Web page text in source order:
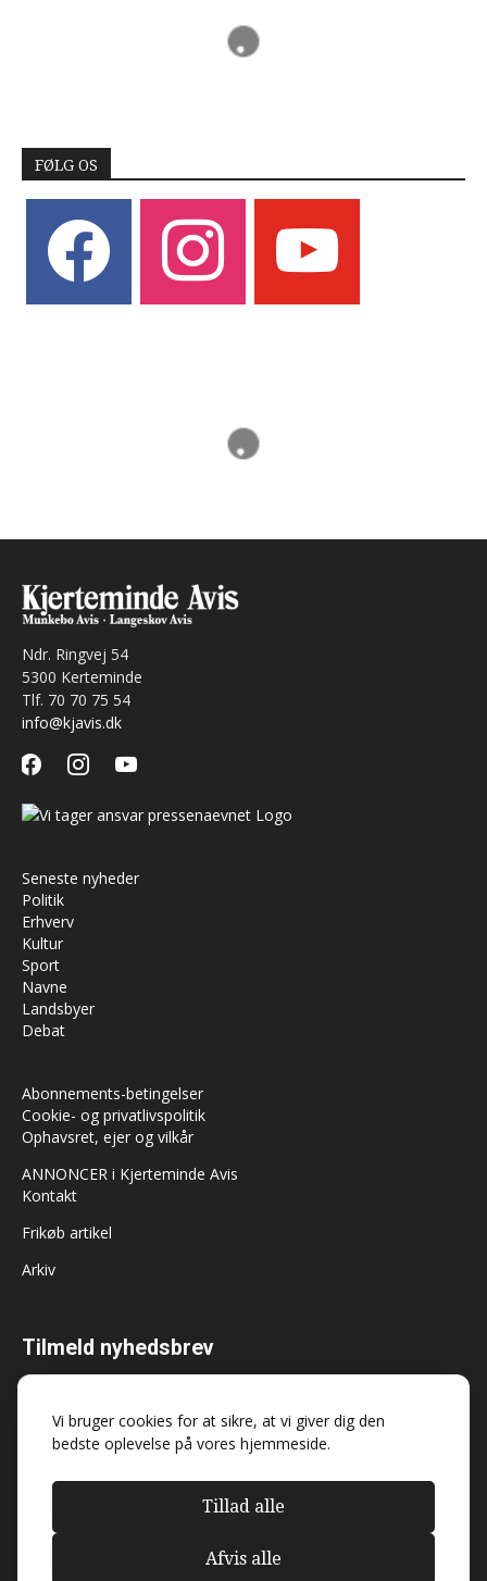
Vi bruger cookies for at sikre, at vi giver dig den
bedste oplevelse på vores hjemmeside.
Tillad alle
Afvis alle
FØLG OS
instagram
Ndr. Ringvej 54
5300 Kerteminde
Tlf. 70 70 75 54
info@kjavis.dk
facebookinstagramyoutube
Seneste nyheder
Politik
Erhverv
Kultur
Sport
Navne
Landsbyer
Debat
Abonnements-betingelser
Cookie- og privatlivspolitik
Ophavsret, ejer og vilkår
ANNONCER i Kjerteminde Avis
Kontakt
Frikøb artikel
Arkiv
Tilmeld nyhedsbrev
Må Kjerteminde Avis sende dig nyheder og
markedsføring?